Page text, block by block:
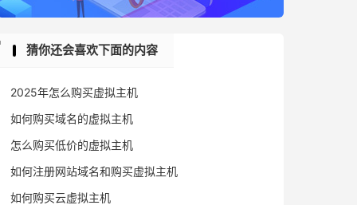
猜你还会喜欢下面的内容
2025年怎么购买虚拟主机
如何购买域名的虚拟主机
怎么购买低价的虚拟主机
如何注册网站域名和购买虚拟主机
如何购买云虚拟主机